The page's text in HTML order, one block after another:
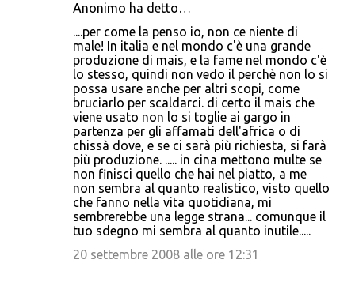
Anonimo ha detto…
....per come la penso io, non ce niente di
male! In italia e nel mondo c'è una grande
produzione di mais, e la fame nel mondo c'è
lo stesso, quindi non vedo il perchè non lo si
possa usare anche per altri scopi, come
bruciarlo per scaldarci. di certo il mais che
viene usato non lo si toglie ai gargo in
partenza per gli affamati dell'africa o di
chissà dove, e se ci sarà più richiesta, si farà
più produzione. ..... in cina mettono multe se
non finisci quello che hai nel piatto, a me
non sembra al quanto realistico, visto quello
che fanno nella vita quotidiana, mi
sembrerebbe una legge strana... comunque il
tuo sdegno mi sembra al quanto inutile.....
20 settembre 2008 alle ore 12:31